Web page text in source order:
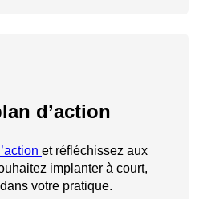
d’action
et réfléchissez aux
implanter à court,
votre pratique.